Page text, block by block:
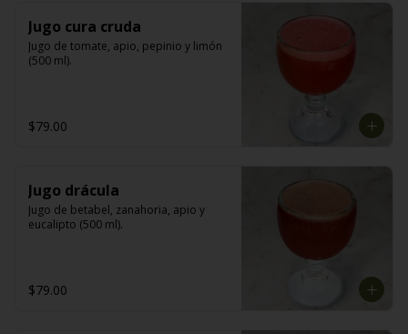
Jugo cura cruda
Jugo de tomate, apio, pepinio y limón
(500 ml).
$79.00
Jugo drácula
Jugo de betabel, zanahoria, apio y
eucalipto (500 ml).
$79.00